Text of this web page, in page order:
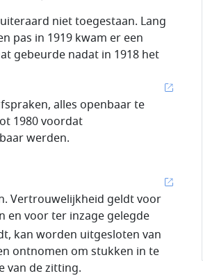
niet toegestaan. Lang
pas in 1919 kwam er een
gebeurde nadat in 1918 het
alles openbaar te
1980 voordat
werden.
Vertrouwelijkheid geldt voor
en voor ter inzage gelegde
kan worden uitgesloten van
ontnomen om stukken in te
van de zitting.